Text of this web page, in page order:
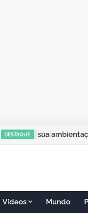
DESTAQUE sua
Vídeos Mundo